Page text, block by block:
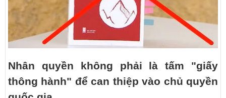
Nhân quyền không phải là tấm "giấy
thông hành" để can thiệp vào chủ quyền